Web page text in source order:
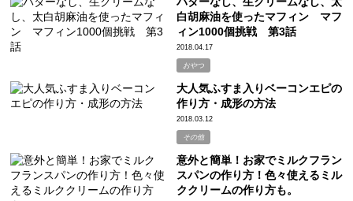
白胡麻油を使ったマフィン マフ
ィン1000個挑戦 第3話
2018.04.17
おやつ
大人気ふすま入りベーコンエピの
作り方・成形の方法
2018.03.12
その他
意外と簡単！お家でミルクフラン
スパンの作り方！色々使えるミル
ククリームの作り方も。